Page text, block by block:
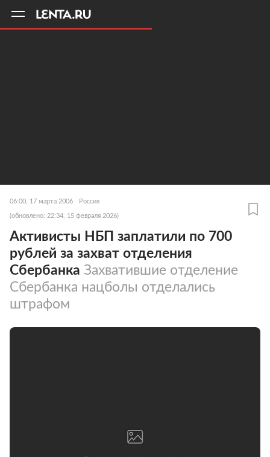
06:00, 17 марта 2006 Россия
(обновлено: 22:34, 15 февраля 2026)
Активисты НБП заплатили по 700
рублей за захват отделения
Сбербанка Захватившие отделение
Сбербанка нацболы отделались
штрафом